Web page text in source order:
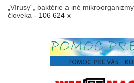
„Vírusy“, baktérie a iné
človeka - 106 624 x